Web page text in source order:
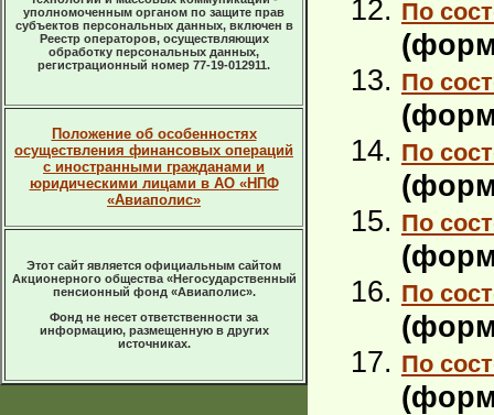
уполномоченным органом по защите прав
субъектов персональных данных, включен в
Реестр операторов, осуществляющих
обработку персональных данных,
регистрационный номер 77-19-012911.
Положение об особенностях
осуществления финансовых операций
с иностранными гражданами и
юридическими лицами в АО «НПФ
«Авиаполис»
Этот сайт является официальным сайтом
Акционерного общества «Негосударственный
пенсионный фонд «Авиаполис».
Фонд не несет ответственности за
информацию, размещенную в других
источниках.
По
По
По
По
По
По